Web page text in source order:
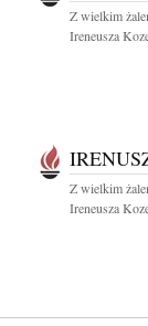
Z wielkim
Ireneusza
Z wielkim
Ireneusza